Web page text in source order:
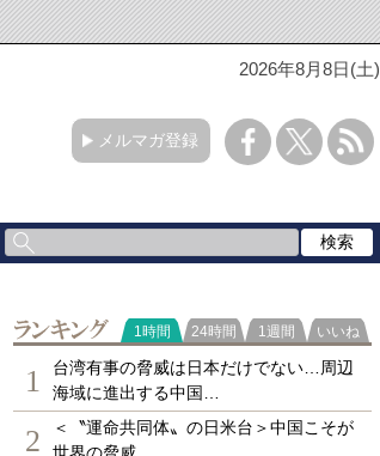
2026年8月8日(土)
メルマガ登録
ランキング
1時間 24時間 1週間 いいね
1
台湾有事の脅威は日本だけでない…周辺
海域に進出する中国…
2
＜〝運命共同体〟の日米台＞中国こそが